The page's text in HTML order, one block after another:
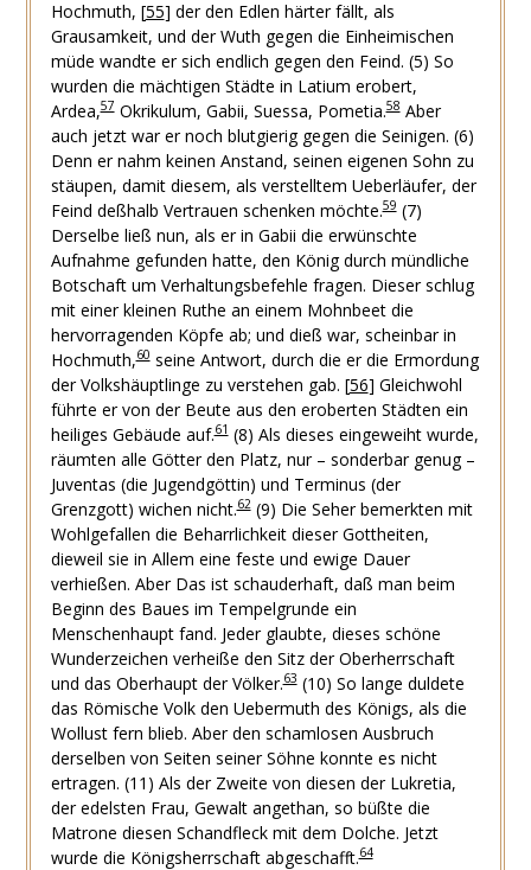
Hochmuth, [55] der den Edlen härter fällt, als
Grausamkeit, und der Wuth gegen die Einheimischen
müde wandte er sich endlich gegen den Feind. (5) So
wurden die mächtigen Städte in Latium erobert,
Ardea,57Okrikulum, Gabii, Suessa, Pometia.58Aber
auch jetzt war er noch blutgierig gegen die Seinigen. (6)
Denn er nahm keinen Anstand, seinen eigenen Sohn zu
stäupen, damit diesem, als verstelltem Ueberläufer, der
Feind deßhalb Vertrauen schenken möchte.59 (7)
Derselbe ließ nun, als er in Gabii die erwünschte
Aufnahme gefunden hatte, den König durch mündliche
Botschaft um Verhaltungsbefehle fragen. Dieser schlug
mit einer kleinen Ruthe an einem Mohnbeet die
hervorragenden Köpfe ab; und dieß war, scheinbar in
Hochmuth,60seine Antwort, durch die er die Ermordung
der Volkshäuptlinge zu verstehen gab. [56] Gleichwohl
führte er von der Beute aus den eroberten Städten ein
heiliges Gebäude auf.61 (8) Als dieses eingeweiht wurde,
räumten alle Götter den Platz, nur – sonderbar genug –
Juventas (die Jugendgöttin) und Terminus (der
Grenzgott) wichen nicht.62 (9) Die Seher bemerkten mit
Wohlgefallen die Beharrlichkeit dieser Gottheiten,
dieweil sie in Allem eine feste und ewige Dauer
verhießen. Aber Das ist schauderhaft, daß man beim
Beginn des Baues im Tempelgrunde ein
Menschenhaupt fand. Jeder glaubte, dieses schöne
Wunderzeichen verheiße den Sitz der Oberherrschaft
und das Oberhaupt der Völker.63 (10) So lange duldete
das Römische Volk den Uebermuth des Königs, als die
Wollust fern blieb. Aber den schamlosen Ausbruch
derselben von Seiten seiner Söhne konnte es nicht
ertragen. (11) Als der Zweite von diesen der Lukretia,
der edelsten Frau, Gewalt angethan, so büßte die
Matrone diesen Schandfleck mit dem Dolche. Jetzt
wurde die Königsherrschaft abgeschafft.64